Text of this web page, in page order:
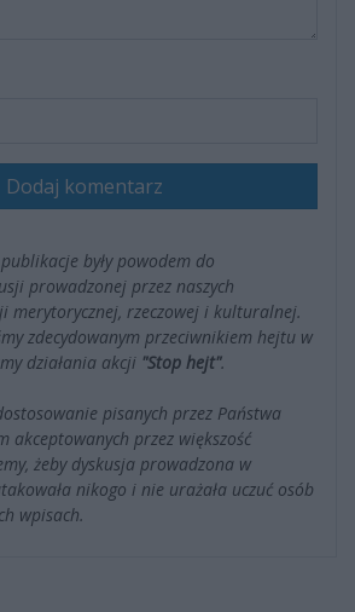
Dodaj komentarz
były powodem do
prowadzonej przez naszych
merytorycznej, rzeczowej i kulturalnej.
zdecydowanym przeciwnikiem hejtu w
działania akcji "Stop hejt".
pisanych przez Państwa
akceptowanych przez większość
żeby dyskusja prowadzona w
nikogo i nie urażała uczuć osób
wpisach.